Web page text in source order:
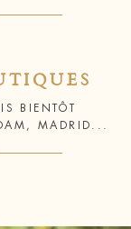
BIENTÔT
MADRID...